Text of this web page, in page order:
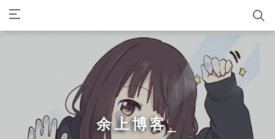
余上博客